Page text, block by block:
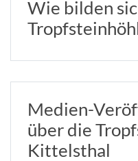
Wie bilden
Medien-
über die
Kittelsthal